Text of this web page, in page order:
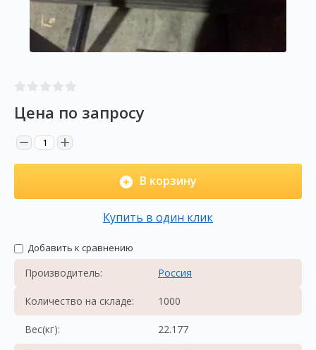
Цена по запросу
− +
В корзину
Купить в один клик
Добавить к сравнению
Производитель: Россия
Количество на складе: 1000
Вес(кг): 22.177